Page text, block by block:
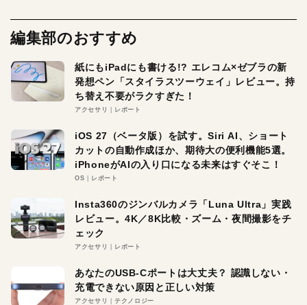
編集部のおすすめ
紙にもiPadにも書ける!? エレコム×ゼブラの新
発想ペン「スタイラスツーウェイ」レビュー。持
ち替え不要がラクすぎた！
アクセサリ レポート
iOS 27（ベータ版）を試す。Siri AI、ショート
カットの自動作成ほか、期待大の便利機能5選。
iPhoneがAIの入り口になる未来はすぐそこ！
OS レポート
Insta360のジンバルカメラ「Luna Ultra」実践
レビュー。4K／8K比較・ズーム・夜間撮影をチ
ェック
アクセサリ レポート
あなたのUSB-Cポートは大丈夫？ 認識しない・
充電できない原因と正しい対策
アクセサリ テクノロジー